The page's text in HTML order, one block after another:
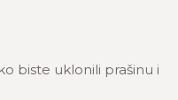
biste uklonili prašinu i